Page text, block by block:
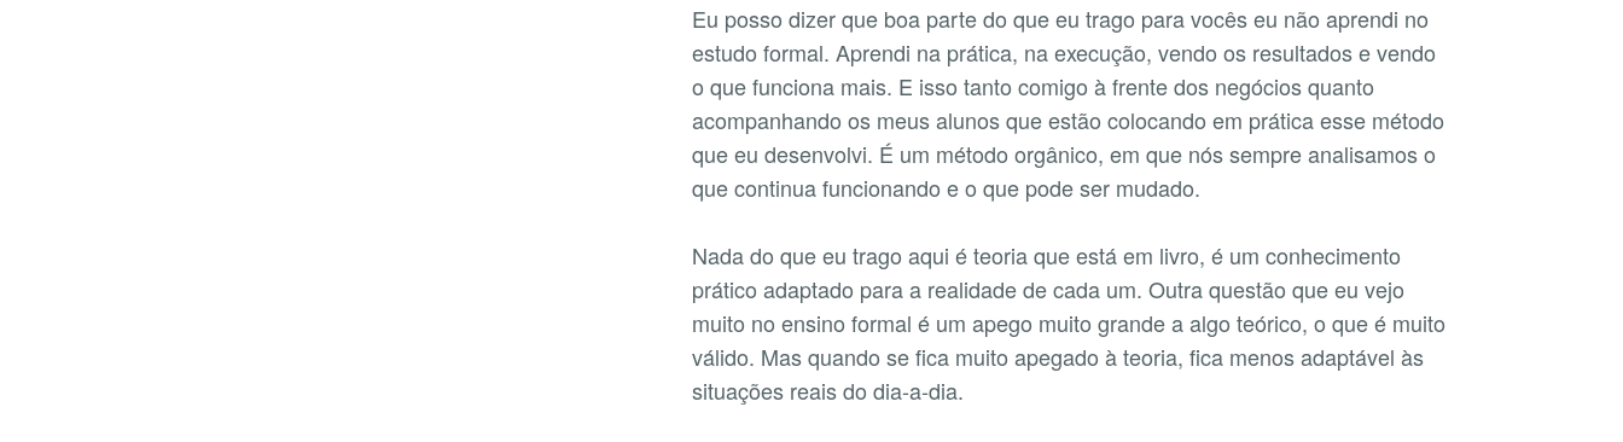
Eu posso dizer que boa parte do que eu trago para vocês eu não aprendi no
estudo formal. Aprendi na prática, na execução, vendo os resultados e vendo
o que funciona mais. E isso tanto comigo à frente dos negócios quanto
acompanhando os meus alunos que estão colocando em prática esse método
que eu desenvolvi. É um método orgânico, em que nós sempre analisamos o
que continua funcionando e o que pode ser mudado.
Nada do que eu trago aqui é teoria que está em livro, é um conhecimento
prático adaptado para a realidade de cada um. Outra questão que eu vejo
muito no ensino formal é um apego muito grande a algo teórico, o que é muito
válido. Mas quando se fica muito apegado à teoria, fica menos adaptável às
situações reais do dia-a-dia.